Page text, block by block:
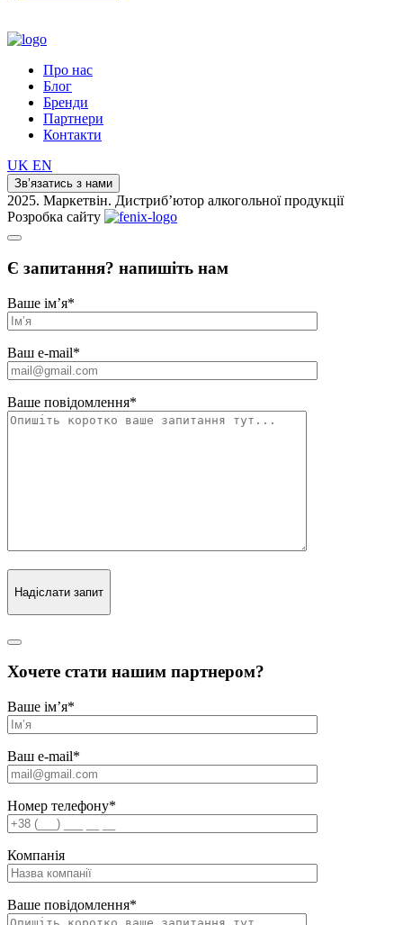
Про нас
Блог
Бренди
Партнери
Контакти
UK EN
Зв’язатись з нами
2025. Маркетвін. Дистриб’ютор алкогольної продукції
Розробка сайту
Є запитання? напишіть нам
Ваше ім’я*
Ваш e-mail*
Ваше повідомлення*
Надіслати запит
Хочете стати нашим партнером?
Ваше ім’я*
Ваш e-mail*
Номер телефону*
Компанія
Ваше повідомлення*